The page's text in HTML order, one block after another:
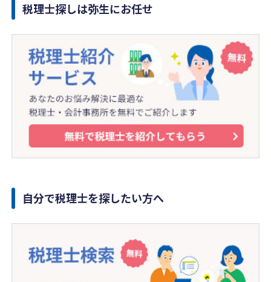
税理士探しは弥生にお任せ
自分で税理士を探したい方へ